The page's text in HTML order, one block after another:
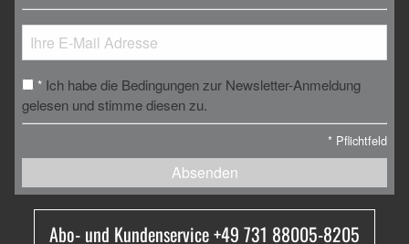
* Ich habe die Bedingungen zur Newsletter-Anmeldung
gelesen und stimme diesen zu.
* Pflichtfeld
Absenden
Abo- und Kundenservice +49 731 88005-8205